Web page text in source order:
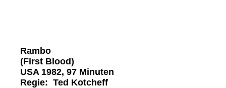
Rambo
(First Blood)
USA 1982, 97 Minuten
Regie: Ted Kotcheff